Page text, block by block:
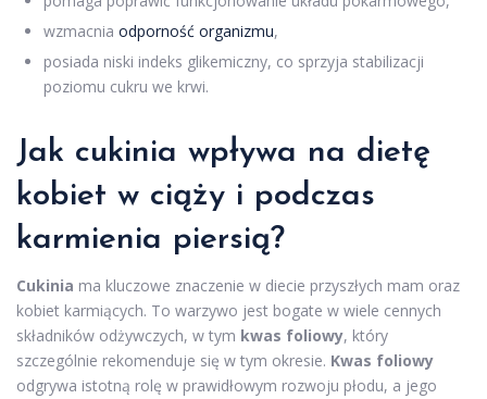
wzmacnia odporność organizmu,
posiada niski indeks glikemiczny, co sprzyja stabilizacji
poziomu cukru we krwi.
Jak cukinia wpływa na dietę
kobiet w ciąży i podczas
karmienia piersią?
Cukinia ma kluczowe znaczenie w diecie przyszłych mam oraz
kobiet karmiących. To warzywo jest bogate w wiele cennych
składników odżywczych, w tym kwas foliowy, który
szczególnie rekomenduje się w tym okresie. Kwas foliowy
odgrywa istotną rolę w prawidłowym rozwoju płodu, a jego